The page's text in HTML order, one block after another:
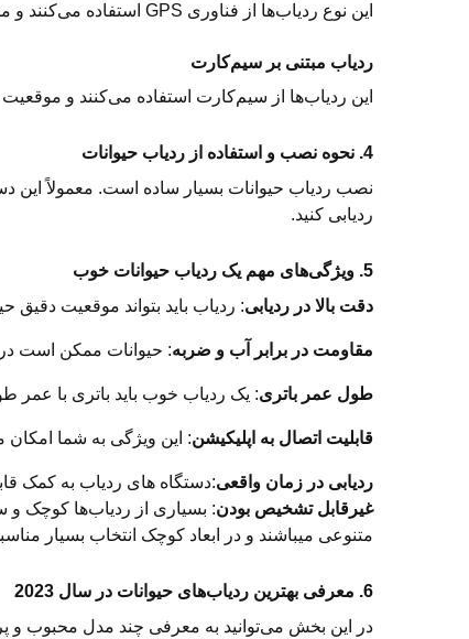
این نوع ردیاب‌ها از فناوری GPS استفاده می‌کنند و موقعیت دقیق حیوان را روی نقشه نشان می‌دهند. این ردیاب‌ها برای محیط‌های باز و بزرگ بسیار مناسب هستند.
ردیاب مبتنی بر سیم‌کارت
این ردیاب‌ها از سیم‌کارت استفاده می‌کنند و
4. نحوه نصب و استفاده از ردیاب حیوانات
نصب ردیاب حیوانات بسیار ساده است. معمولاً این
ردیابی کنید.
5. ویژگی‌های مهم یک ردیاب حیوانات خوب
دقت بالا در ردیابی: ردیاب باید بتواند موقعیت دقیق
مقاومت در برابر آب و ضربه: حیوانات ممکن است در
طول عمر باتری: یک ردیاب خوب باید باتری با عمر
قابلیت اتصال به اپلیکیشن: این ویژگی به شما
ردیابی در زمان واقعی:دستگاه های ردیاب به کمک
غیرقابل تشخیص بودن: بسیاری از ردیاب‌ها کوچک و
متنوعی میباشند و در ابعاد کوچک انتخاب بسیار
6. معرفی بهترین ردیاب‌های حیوانات در سال 2023
در این بخش می‌توانید به معرفی چند مدل محبوب و